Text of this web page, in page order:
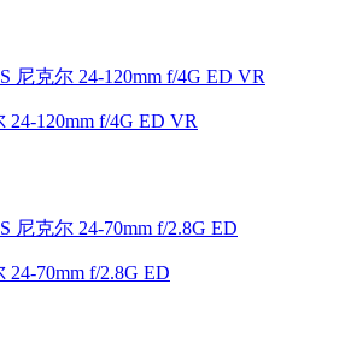
24-120mm f/4G ED VR
24-70mm f/2.8G ED